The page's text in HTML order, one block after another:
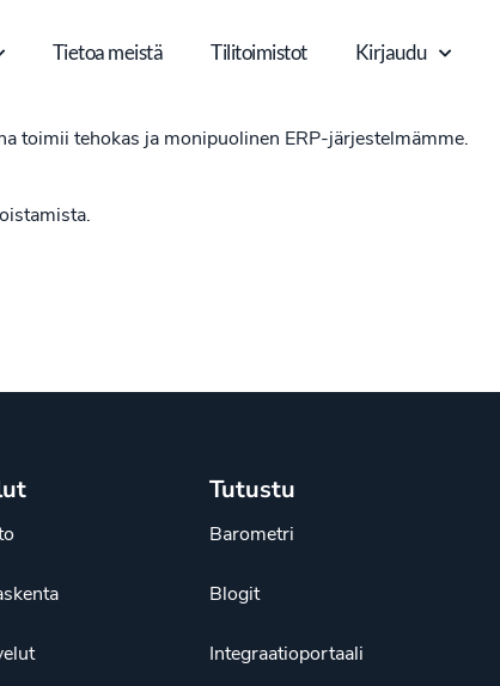
Tietoa meistä Tilitoimistot Kirjaudu
toimii tehokas ja monipuolinen ERP-järjestelmämme.
Tutustu
Barometri
Blogit
Integraatioportaali